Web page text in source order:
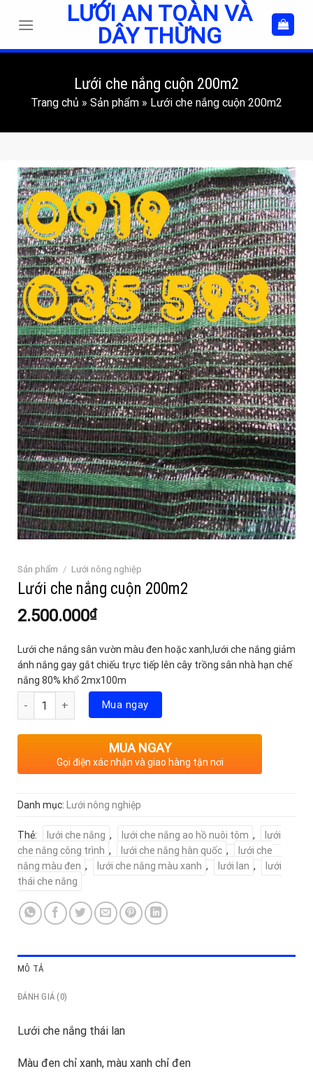
LƯỚI AN TOÀN VÀ
DÂY THỪNG
Lưới che nắng cuộn 200m2
Trang chủ » Sản phẩm » Lưới che nắng cuộn 200m2
Sản phẩm / Lưới nông nghiệp
Lưới che nắng cuộn 200m2
2.500.000₫
Lưới che nắng sân vườn màu đen hoặc xanh,lưới che nắng giảm
ánh nắng gay gắt chiếu trực tiếp lên cây trồng sân nhà hạn chế
nắng 80% khổ 2mx100m
Số lượng Mua ngay
MUA NGAY
Gọi điện xác nhận và giao hàng tận nơi
Danh mục: Lưới nông nghiệp
Thẻ: lưới che nắng , lưới che nắng ao hồ nuôi tôm ,
lưới
che nắng công trình , lưới che nắng hàn quốc ,
lưới che
nắng màu đen , lưới che nắng màu xanh , lưới lan ,
lưới
thái che nắng
MÔ TẢ
ĐÁNH GIÁ (0)
Lưới che nắng thái lan
Màu đen chỉ xanh, màu xanh chỉ đen